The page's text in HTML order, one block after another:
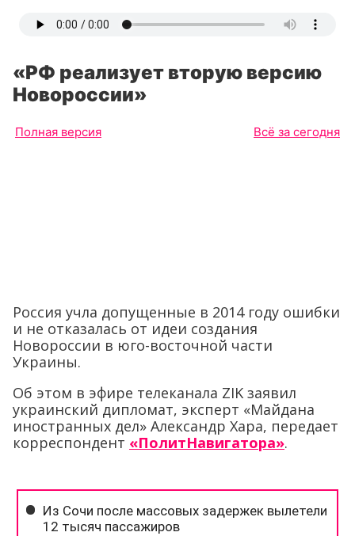
«РФ реализует вторую версию
Новороссии»
Полная версия Всё за сегодня
Россия учла допущенные в 2014 году ошибки
и не отказалась от идеи создания
Новороссии в юго-восточной части
Украины.
Об этом в эфире телеканала ZIK заявил
украинский дипломат, эксперт «Майдана
иностранных дел» Александр Хара, передает
корреспондент «ПолитНавигатора».